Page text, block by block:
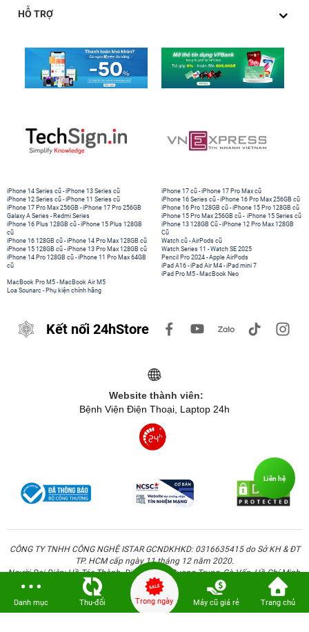
HỖ TRỢ
iPhone 14 Series cũ -iPhone 13 Series cũ
iPhone 12 Series cũ -iPhone 11 Series cũ
iPhone 17 Pro Max 256GB -iPhone 17 Pro 256GB
Galaxy A Series - Redmi Series
iPhone 17 cũ -iPhone 17 Pro Max cũ
iPhone 16 Series cũ - iPhone 16 Pro Max 256GB cũ
iPhone 16 Pro 128GB cũ -iPhone 15 Pro 128GB cũ
iPhone 15 Pro Max 256GB cũ - iPhone 15 Series cũ
iPhone 16 Plus 128GB cũ -iPhone 15 Plus 128GB
cũ
iPhone 16 128GB cũ -iPhone 14 Pro Max 128GB cũ
iPhone 15 128GB cũ -iPhone 13 Pro Max 128GB cũ
iPhone 14 Pro 128GB cũ -iPhone 11 Pro Max 64GB
cũ
iPhone 13 128GB Cũ -iPhone 12 Pro Max 128GB
Cũ
Watch cũ -AirPods cũ
Watch Series 11 -Watch SE 2025
Pencil Pro 2024 -Apple AirPods
iPad A16 -iPad Air M4 -iPad mini 7
iPad Pro M5 - MacBook Neo
MacBook Pro M5 - MacBook Air M5
Loa Sounarc - Phụ kiện chính hãng
Kết nối 24hStore
Website thành viên:
Bệnh Viện Điện Thoại, Laptop 24h
CÔNG TY TNHH CÔNG NGHỆ ISTAR GCNDKHKD: 0316635415 do Sở KH & ĐT
TP. HCM cấp ngày 11 tháng 12 năm 2020.
Người Đại Diện: Hồ Tác Thành. Địa chỉ: 389 Quang Trung, Gò Vấp, Hồ Chí Minh.
Danh mục Thu-đổi Trong ngày Máy cũ giá rẻ Trang chủ
Liên hệ